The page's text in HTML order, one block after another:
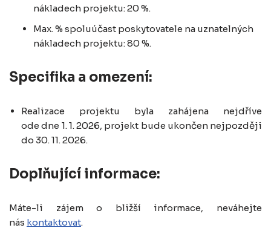
nákladech projektu: 20 %.
Max. % spoluúčast poskytovatele na uznatelných
nákladech projektu: 80 %.
Specifika a omezení:
Realizace projektu byla zahájena nejdříve
ode dne 1. 1. 2026, projekt bude ukončen nejpozději
do 30. 11. 2026.
Doplňující informace:
Máte-li zájem o bližší informace, neváhejte
nás kontaktovat.